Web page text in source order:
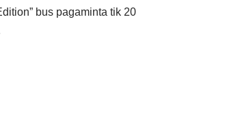
bus pagaminta tik 20